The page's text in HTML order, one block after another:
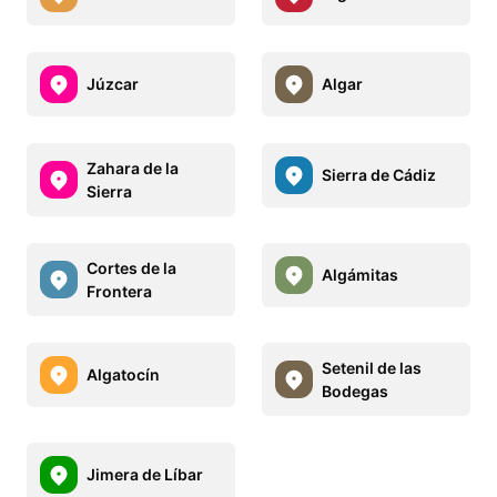
Júzcar Algar
Zahara de la
Sierra
Sierra de Cádiz
Cortes de la
Frontera
Algámitas
Algatocín
Setenil de las
Bodegas
Jimera de Líbar